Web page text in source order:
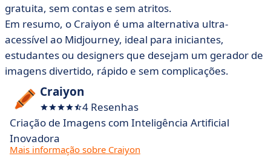
gratuita, sem contas e sem atritos.
Em resumo, o Craiyon é uma alternativa ultra-
acessível ao Midjourney, ideal para iniciantes,
estudantes ou designers que desejam um gerador de
imagens divertido, rápido e sem complicações.
Craiyon
4 Resenhas
Criação de Imagens com Inteligência Artificial
Inovadora
Mais informação sobre Craiyon